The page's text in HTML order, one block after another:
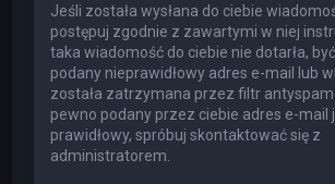
Jeśli została wysłana do ciebie
postępuj zgodnie z zawartymi w niej
taka wiadomość do ciebie nie dotarła,
podany nieprawidłowy adres e-mail lub
została zatrzymana przez filtr
pewno podany przez ciebie adres e-mail
prawidłowy, spróbuj skontaktować się z
administratorem.